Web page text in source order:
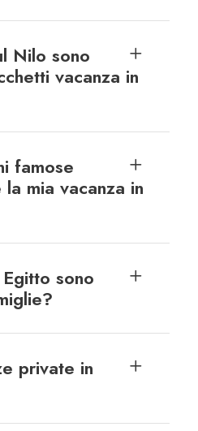
Nilo sono
vacanza in
famose
mia vacanza in
sono
private in